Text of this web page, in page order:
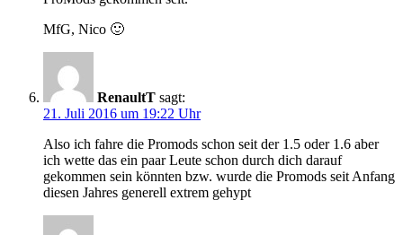
MfG, Nico 🙂
RenaultT sagt:
21. Juli 2016 um 19:22 Uhr
Also ich fahre die Promods schon seit der 1.5 oder 1.6 aber
ich wette das ein paar Leute schon durch dich darauf
gekommen sein könnten bzw. wurde die Promods seit Anfang
diesen Jahres generell extrem gehypt